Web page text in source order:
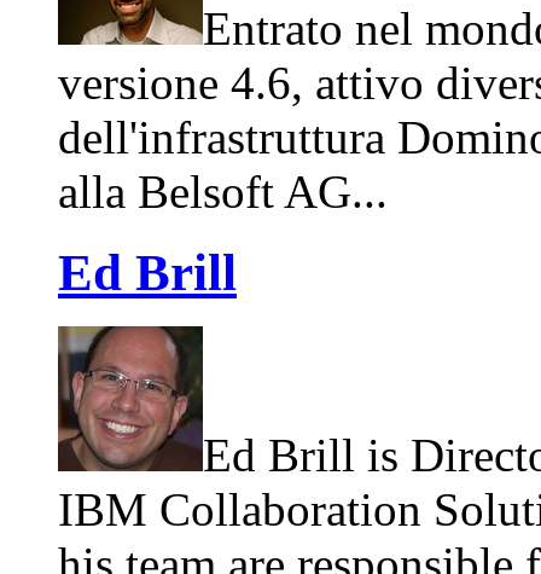
Entrato nel
versione 4.6, attivo
dell'infrastruttura
alla Belsoft AG...
Ed Brill
Ed Brill is
IBM Collaboration
his team are